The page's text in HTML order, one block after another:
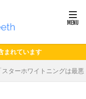
まれています
スターホワイトニングは最